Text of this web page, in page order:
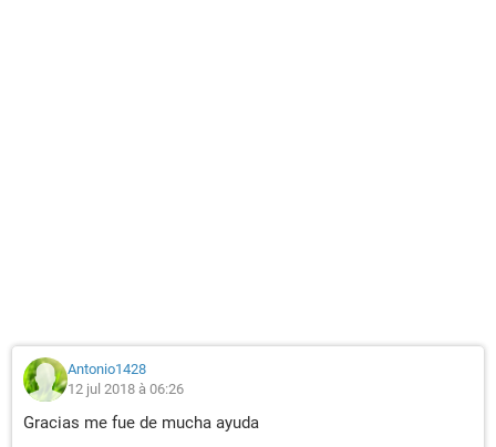
Antonio1428
12 jul 2018 à 06:26
Gracias me fue de mucha ayuda